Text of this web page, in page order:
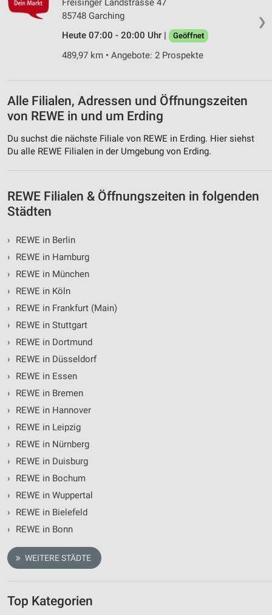
❯
Freisinger Landstrasse 47
85748 Garching
Heute 07:00 - 20:00 Uhr |
Geöffnet
489,97 km • Angebote: 2 Prospekte
Alle Filialen, Adressen und Öffnungszeiten
von REWE in und um Erding
Du suchst die nächste Filiale von REWE in Erding. Hier siehst
Du alle REWE Filialen in der Umgebung von Erding.
REWE Filialen & Öffnungszeiten in folgenden
Städten
›
REWE in Berlin
›
REWE in Hamburg
›
REWE in München
›
REWE in Köln
›
REWE in Frankfurt (Main)
›
REWE in Stuttgart
›
REWE in Dortmund
›
REWE in Düsseldorf
›
REWE in Essen
›
REWE in Bremen
›
REWE in Hannover
›
REWE in Leipzig
›
REWE in Nürnberg
›
REWE in Duisburg
›
REWE in Bochum
›
REWE in Wuppertal
›
REWE in Bielefeld
›
REWE in Bonn
WEITERE STÄDTE
Top Kategorien
Werbung